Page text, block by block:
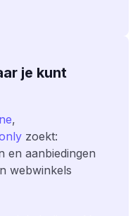
je kunt
,
zoekt:
en aanbiedingen
webwinkels